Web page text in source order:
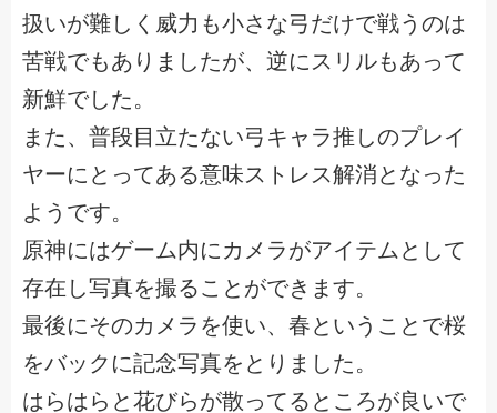
扱いが難しく威力も小さな弓だけで戦うのは
苦戦でもありましたが、逆にスリルもあって
新鮮でした。
また、普段目立たない弓キャラ推しのプレイ
ヤーにとってある意味ストレス解消となった
ようです。
原神にはゲーム内にカメラがアイテムとして
存在し写真を撮ることができます。
最後にそのカメラを使い、春ということで桜
をバックに記念写真をとりました。
はらはらと花びらが散ってるところが良いで